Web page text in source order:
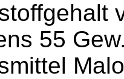
55